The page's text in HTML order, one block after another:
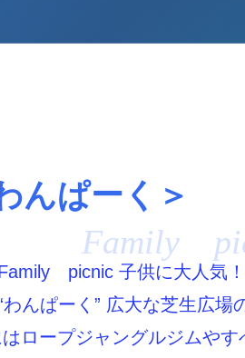
んぱーく＞
Family
picnic 子供に大人気
んぱーく” 広大な芝生広場
ロープジャングルジムやす